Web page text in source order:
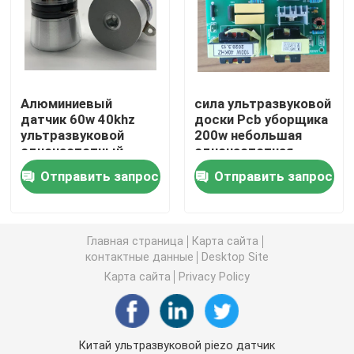
пьезоэлектрический ультразвуковой датчик
Генератор цифров ультразвуковой
ультразвуковой частоты генератора
Ультразвуковой очистки машина
Ультразвуковой Disruptor клетки
Ультразвуковой реактор
Алюминиевый
датчик 60w 40khz
ультразвуковой
одночастотный
Отправить запрос
сила ультразвуковой
доски Pcb уборщика
200w небольшая
одночастотная
Отправить запрос
Главная страница
Карта сайта
контактные данные
Desktop Site
Карта сайта
Privacy Policy
Китай ультразвуковой piezo датчик